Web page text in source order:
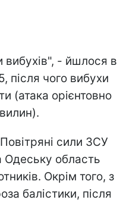
вибухів", - йшлося в
після чого вибухи
(атака орієнтовно
сили ЗСУ
область
Окрім того, з
балістики, після